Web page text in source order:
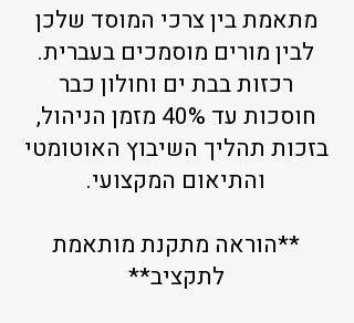
מתאמת בין צרכי המוסד שלכן
לבין מורים מוסמכים בעברית.
רכזות בבת ים וחולון כבר
חוסכות עד 40% מזמן הניהול,
בזכות תהליך השיבוץ האוטומטי
והתיאום המקצועי.
**הוראה מתקנת מותאמת
לתקציב**